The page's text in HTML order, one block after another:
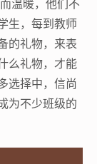
温暖，他们不
生，每到教师
的礼物，来表
么礼物，才能
选择中，信尚
为不少班级的